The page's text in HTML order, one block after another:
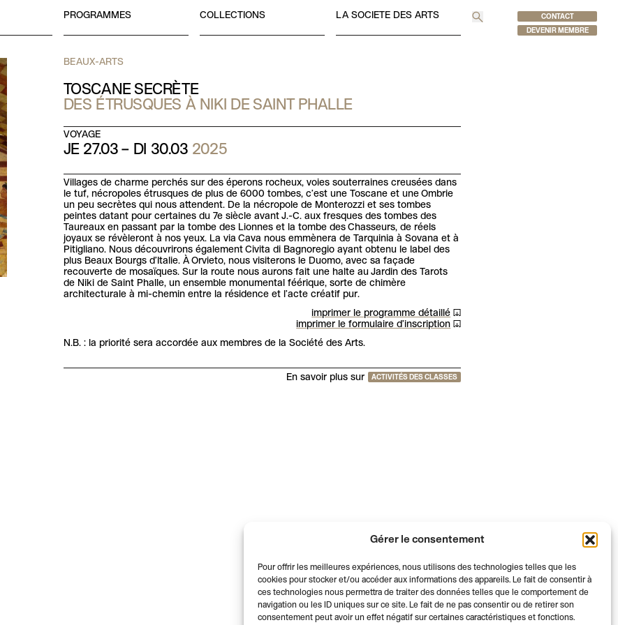
Gérer le consentement
Pour offrir les meilleures expériences, nous utilisons des technologies telles que les
cookies pour stocker et/ou accéder aux informations des appareils. Le fait de consentir à
ces technologies nous permettra de traiter des données telles que le comportement de
navigation ou les ID uniques sur ce site. Le fait de ne pas consentir ou de retirer son
consentement peut avoir un effet négatif sur certaines caractéristiques et fonctions.
PROGRAMMES COLLECTIONS LA SOCIETE DES ARTS
Recherche
CONTACT
DEVENIR MEMBRE
BEAUX-ARTS
TOSCANE SECRÈTE
DES ÉTRUSQUES À NIKI DE SAINT PHALLE
VOYAGE
JE 27.03 – DI 30.03 2025
Villages de charme perchés sur des éperons rocheux, voies souterraines creusées dans
le tuf, nécropoles étrusques de plus de 6000 tombes, c’est une Toscane et une Ombrie
un peu secrètes qui nous attendent. De la nécropole de Monterozzi et ses tombes
peintes datant pour certaines du 7e siècle avant J.-C. aux fresques des tombes des
Taureaux en passant par la tombe des Lionnes et la tombe des Chasseurs, de réels
joyaux se révèleront à nos yeux. La via Cava nous emmènera de Tarquinia à Sovana et à
Pitigliano. Nous découvrirons également Civita di Bagnoregio ayant obtenu le label des
plus Beaux Bourgs d’Italie. À Orvieto, nous visiterons le Duomo, avec sa façade
recouverte de mosaïques. Sur la route nous aurons fait une halte au Jardin des Tarots
de Niki de Saint Phalle, un ensemble monumental féérique, sorte de chimère
architecturale à mi-chemin entre la résidence et l’acte créatif pur.
imprimer le programme détaillé
imprimer le formulaire d’inscription
N.B. : la priorité sera accordée aux membres de la Société des Arts.
En savoir plus sur ACTIVITÉS DES CLASSES